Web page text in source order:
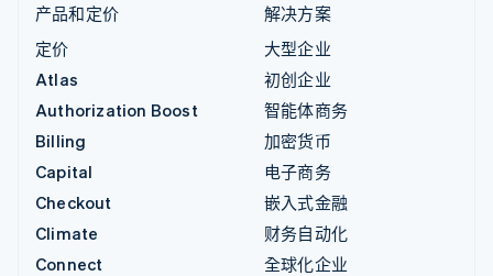
产品和定价
定价
Atlas
Authorization Boost
Billing
Capital
Checkout
Climate
Connect
解决方案
大型企业
初创企业
智能体商务
加密货币
电子商务
嵌入式金融
财务自动化
全球化企业